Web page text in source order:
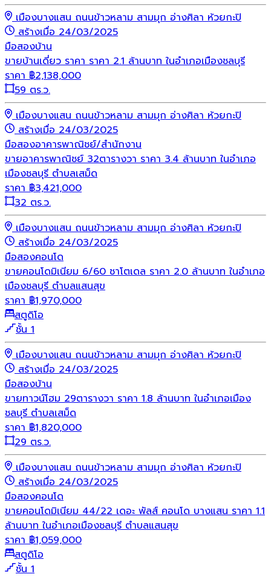
เมืองบางแสน ถนนข้าวหลาม สามมุก อ่างศิลา ห้วยกะปิ
สร้างเมื่อ 24/03/2025
มือสองบ้าน
ขายบ้านเดี่ยว ราคา ราคา 2.1 ล้านบาท ในอำเภอเมืองชลบุรี
ราคา ฿2,138,000
59 ตร.ว.
เมืองบางแสน ถนนข้าวหลาม สามมุก อ่างศิลา ห้วยกะปิ
สร้างเมื่อ 24/03/2025
มือสองอาคารพาณิชย์/สำนักงาน
ขายอาคารพาณิชย์ 32ตารางวา ราคา 3.4 ล้านบาท ในอำเภอ
เมืองชลบุรี ตำบลเสม็ด
ราคา ฿3,421,000
32 ตร.ว.
เมืองบางแสน ถนนข้าวหลาม สามมุก อ่างศิลา ห้วยกะปิ
สร้างเมื่อ 24/03/2025
มือสองคอนโด
ขายคอนโดมิเนียม 6/60 ชาโตเดล ราคา 2.0 ล้านบาท ในอำเภอ
เมืองชลบุรี ตำบลแสนสุข
ราคา ฿1,970,000
สตูดิโอ
ชั้น 1
เมืองบางแสน ถนนข้าวหลาม สามมุก อ่างศิลา ห้วยกะปิ
สร้างเมื่อ 24/03/2025
มือสองบ้าน
ขายทาวน์โฮม 29ตารางวา ราคา 1.8 ล้านบาท ในอำเภอเมือง
ชลบุรี ตำบลเสม็ด
ราคา ฿1,820,000
29 ตร.ว.
เมืองบางแสน ถนนข้าวหลาม สามมุก อ่างศิลา ห้วยกะปิ
สร้างเมื่อ 24/03/2025
มือสองคอนโด
ขายคอนโดมิเนียม 44/22 เดอะ พัลส์ คอนโด บางแสน ราคา 1.1
ล้านบาท ในอำเภอเมืองชลบุรี ตำบลแสนสุข
ราคา ฿1,059,000
สตูดิโอ
ชั้น 1